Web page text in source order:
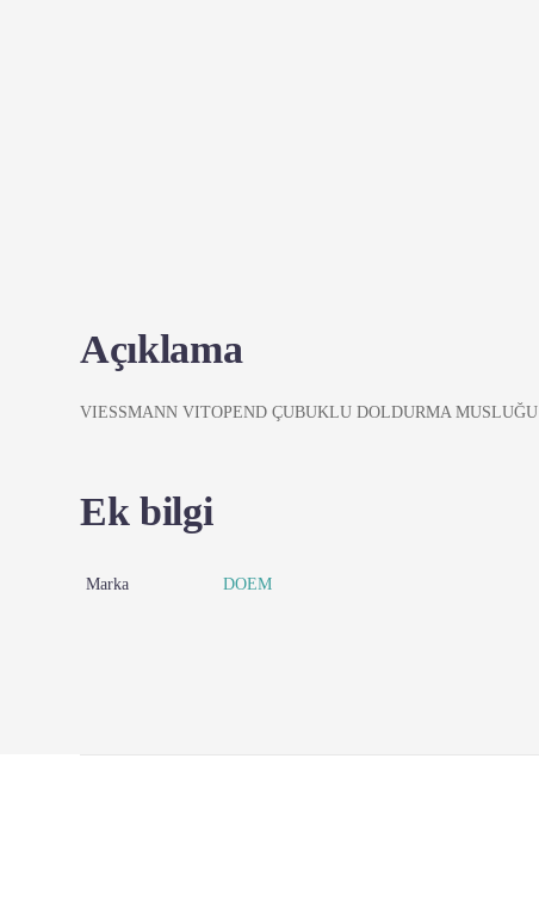
Açıklama
VIESSMANN VITOPEND ÇUBUKLU DOLDURMA MUSLUĞU
Ek bilgi
Marka DOEM